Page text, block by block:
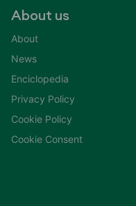
About us
About
News
Enciclopedia
Privacy Policy
Cookie Policy
Cookie Consent